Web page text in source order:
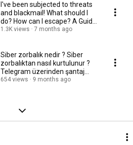
I've been subjected to threats
and blackmail! What should I
do? How can I escape? A Guide
from a ...
1.3K views 7 months ago
Siber zorbalık nedir ? Siber
zorbalıktan nasıl kurtulunur ?
Telegram üzerinden şantaj
yapılıyorsa ?
654 views 9 months ago